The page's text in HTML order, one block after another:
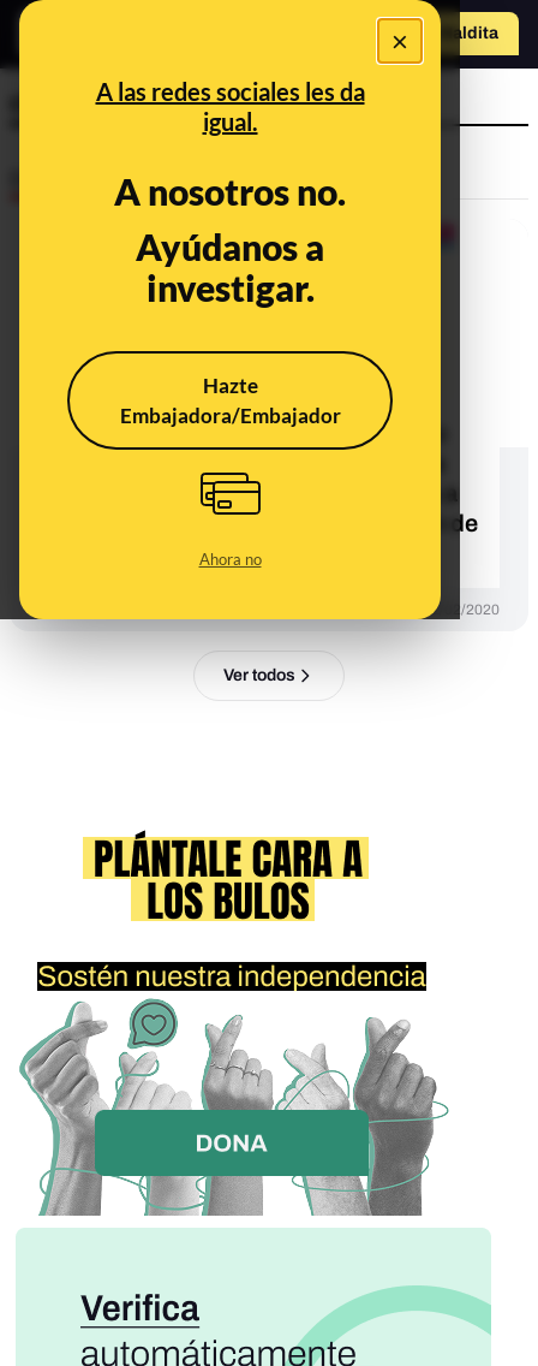
×
A las redes sociales les da
igual.
A nosotros no.
Ayúdanos a
investigar.
Hazte
Embajadora/Embajador
Ahora no
Hazte Maldita
chocolate slim
No, Pilar Rubio no ha recomendado
adelgazar: es un timo que suplanta a
'Cosmopolitan' y que usa la imagen de
la presentadora
21/02/2020
Ver todos